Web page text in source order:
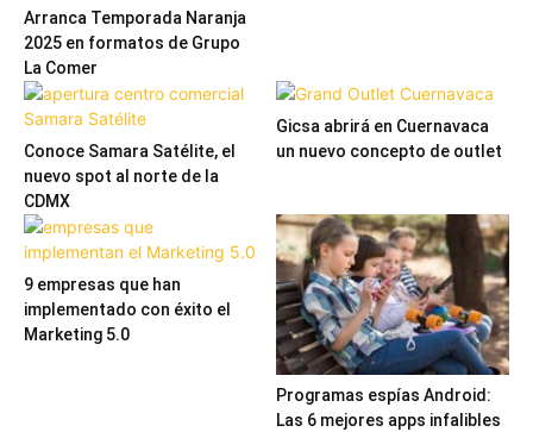
Arranca Temporada Naranja
2025 en formatos de Grupo
La Comer
Conoce Samara Satélite, el
nuevo spot al norte de la
CDMX
Gicsa abrirá en Cuernavaca
un nuevo concepto de outlet
9 empresas que han
implementado con éxito el
Marketing 5.0
Programas espías Android:
Las 6 mejores apps infalibles